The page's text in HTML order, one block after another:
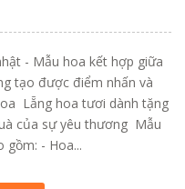
- Mẫu hoa kết hợp giữa
tạo được điểm nhấn và
Lẵng hoa tươi dành tặng
của sự yêu thương Mẫu
gồm: - Hoa...